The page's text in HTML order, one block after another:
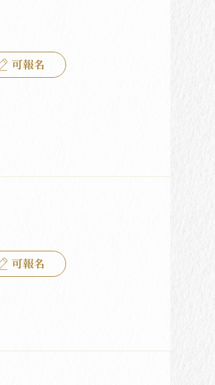
可報名
可報名